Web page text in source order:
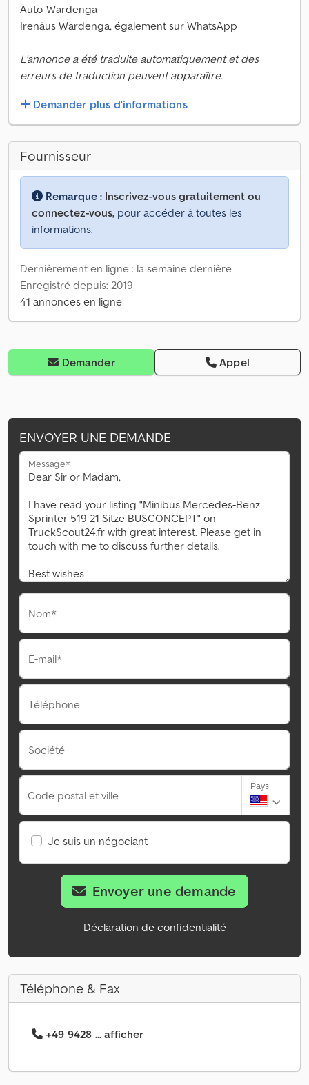
Auto-Wardenga
Irenäus Wardenga, également sur WhatsApp
L'annonce a été traduite automatiquement et des
erreurs de traduction peuvent apparaître.
Demander plus d'informations
Fournisseur
Remarque : Inscrivez-vous gratuitement ou
connectez-vous, pour accéder à toutes les
informations.
Dernièrement en ligne : la semaine dernière
Enregistré depuis: 2019
41 annonces en ligne
Demander Appel
ENVOYER UNE DEMANDE
Message*
Nom*
E-mail*
Téléphone
Société
Code postal et ville
Pays
Je suis un négociant
Envoyer une demande
Déclaration de confidentialité
Téléphone & Fax
+49 9428 ... afficher